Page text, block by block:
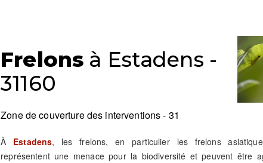
Frelons à Estadens -
31160
Zone de couverture des interventions - 31
À Estadens, les frelons, en particulier les frelons
représentent une menace pour la biodiversité et peuvent être